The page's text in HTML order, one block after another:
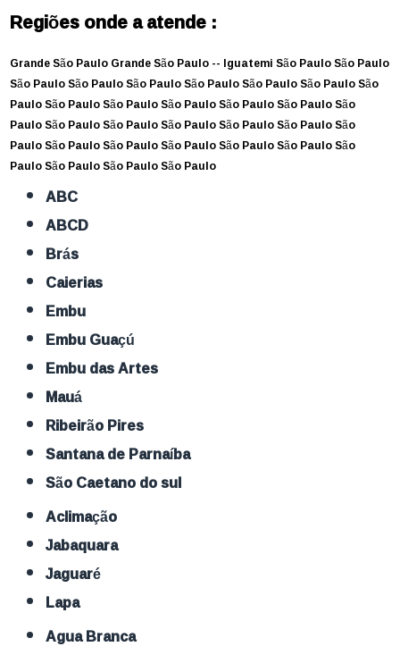
Regiões onde a atende :
Grande São PauloGrande São Paulo -- IguatemiSão PauloSão Paulo
São PauloSão PauloSão PauloSão PauloSão PauloSão PauloSão
PauloSão PauloSão PauloSão PauloSão PauloSão PauloSão
PauloSão PauloSão PauloSão PauloSão PauloSão PauloSão
PauloSão PauloSão PauloSão PauloSão PauloSão PauloSão
PauloSão PauloSão PauloSão Paulo
ABC
ABCD
Brás
Caierias
Embu
Embu Guaçú
Embu das Artes
Mauá
Ribeirão Pires
Santana de Parnaíba
São Caetano do sul
Aclimação
Jabaquara
Jaguaré
Lapa
Agua Branca